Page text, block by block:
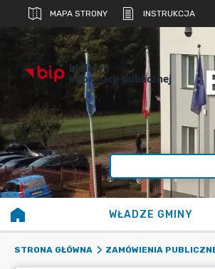
MAPA STRONY INSTRUKCJA
biuletyn
informacji publicznej
WŁADZE GMINY
STRONA GŁÓWNA ZAMÓWIENIA